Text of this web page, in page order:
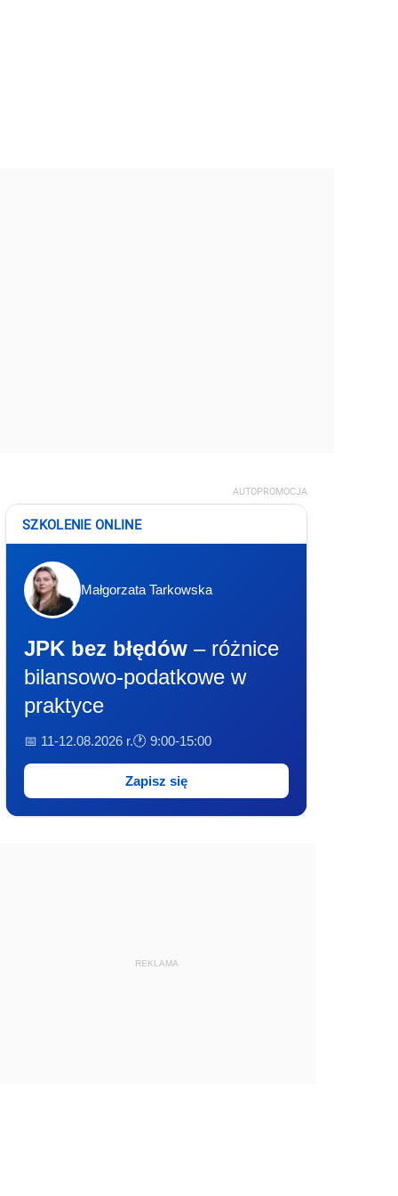
AUTOPROMOCJA
SZKOLENIE ONLINE
Małgorzata Tarkowska
JPK bez błędów – różnice
bilansowo-podatkowe w
praktyce
📅 11-12.08.2026 r.🕐 9:00-15:00
Zapisz się
REKLAMA